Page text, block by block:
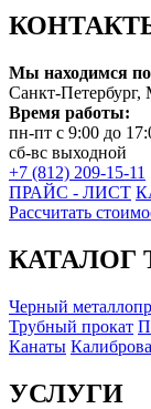
Мы находимся по
Санкт-Петербург,
Время работы:
пн-пт с 9:00 до
сб-вс выходной
+7 (812) 209-15-11
ПРАЙС - ЛИСТ
Рассчитать
КАТАЛОГ
Черный
Трубный прокат
Канаты
УСЛУГИ